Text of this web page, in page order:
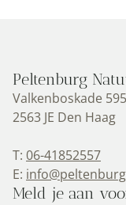
Peltenburg
Valkenboskade 595
2563 JE Den Haag
T: 06-41852557
E:
Meld je aan